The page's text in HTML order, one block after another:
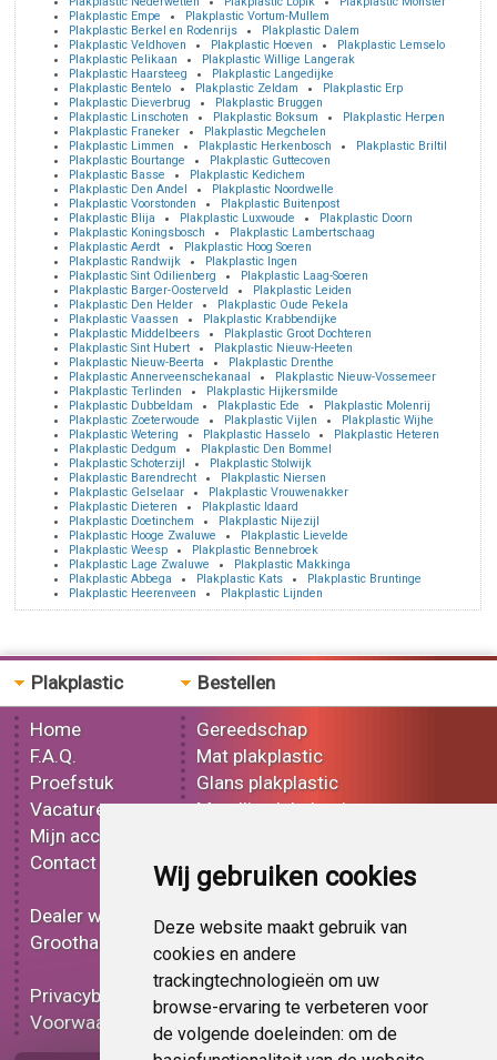
Wij gebruiken cookies
Deze website maakt gebruik van
cookies en andere
trackingtechnologieën om uw
browse-ervaring te verbeteren voor
de volgende doeleinden: om de
Plakplastic Empe
Plakplastic Vortum-Mullem
Plakplastic Berkel en Rodenrijs
Plakplastic Dalem
Plakplastic Veldhoven
Plakplastic Hoeven
Plakplastic Lemselo
Plakplastic Pelikaan
Plakplastic Willige Langerak
Plakplastic Haarsteeg
Plakplastic Langedijke
Plakplastic Bentelo
Plakplastic Zeldam
Plakplastic Erp
Plakplastic Dieverbrug
Plakplastic Bruggen
Plakplastic Linschoten
Plakplastic Boksum
Plakplastic Herpen
Plakplastic Franeker
Plakplastic Megchelen
Plakplastic Limmen
Plakplastic Herkenbosch
Plakplastic Briltil
Plakplastic Bourtange
Plakplastic Guttecoven
Plakplastic Basse
Plakplastic Kedichem
Plakplastic Den Andel
Plakplastic Noordwelle
Plakplastic Voorstonden
Plakplastic Buitenpost
Plakplastic Blija
Plakplastic Luxwoude
Plakplastic Doorn
Plakplastic Koningsbosch
Plakplastic Lambertschaag
Plakplastic Aerdt
Plakplastic Hoog Soeren
Plakplastic Randwijk
Plakplastic Ingen
Plakplastic Sint Odilienberg
Plakplastic Laag-Soeren
Plakplastic Barger-Oosterveld
Plakplastic Leiden
Plakplastic Den Helder
Plakplastic Oude Pekela
Plakplastic Vaassen
Plakplastic Krabbendijke
Plakplastic Middelbeers
Plakplastic Groot Dochteren
Plakplastic Sint Hubert
Plakplastic Nieuw-Heeten
Plakplastic Nieuw-Beerta
Plakplastic Drenthe
Plakplastic Annerveenschekanaal
Plakplastic Nieuw-Vossemeer
Plakplastic Terlinden
Plakplastic Hijkersmilde
Plakplastic Dubbeldam
Plakplastic Ede
Plakplastic Molenrij
Plakplastic Zoeterwoude
Plakplastic Vijlen
Plakplastic Wijhe
Plakplastic Wetering
Plakplastic Hasselo
Plakplastic Heteren
Plakplastic Dedgum
Plakplastic Den Bommel
Plakplastic Schoterzijl
Plakplastic Stolwijk
Plakplastic Barendrecht
Plakplastic Niersen
Plakplastic Gelselaar
Plakplastic Vrouwenakker
Plakplastic Dieteren
Plakplastic Idaard
Plakplastic Doetinchem
Plakplastic Nijezijl
Plakplastic Hooge Zwaluwe
Plakplastic Lievelde
Plakplastic Weesp
Plakplastic Bennebroek
Plakplastic Lage Zwaluwe
Plakplastic Makkinga
Plakplastic Abbega
Plakplastic Kats
Plakplastic Bruntinge
Plakplastic Heerenveen
Plakplastic Lijnden
Plakplastic
Home
F.A.Q.
Proefstuk
Vacatures
Mijn account
Contact
Dealer worden
Groothandel
Privacybeleid
Voorwaarden
Bestellen
Gereedschap
Mat plakplastic
Glans plakplastic
Metallic plakplastic
Effect plakplastic
Bedrukt plakplastic
Carbon plakplastic
Lampen folie
Functionele folie
Plakplastic korting
Op bestelling